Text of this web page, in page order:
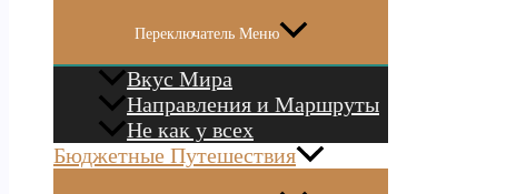
Переключатель Меню
Вкус Мира
Направления и Маршруты
Не как у всех
Бюджетные Путешествия